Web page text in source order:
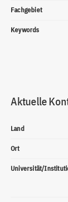
Fachgebiet
Keywords
Aktuelle
Land
Ort
Universität/